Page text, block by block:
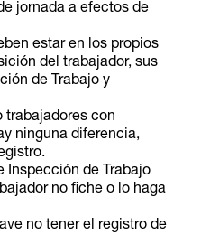
jornada a efectos de
estar en los propios
del trabajador, sus
de Trabajo y
trabajadores con
ninguna diferencia,
Inspección de Trabajo
no fiche o lo haga
no tener el registro de